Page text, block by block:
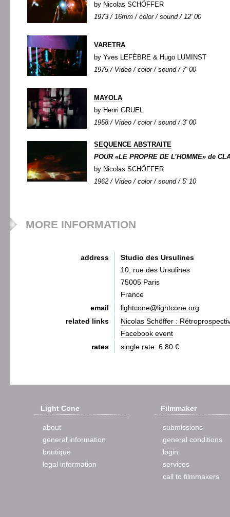
by Nicolas SCHÖFFER
1973 / 16mm / color / sound / 12' 00
VARETRA
by Yves LEFÈBRE & Hugo LUMINST
1975 / Video / color / sound / 7' 00
MAYOLA
by Henri GRUEL
1958 / Video / color / sound / 3' 00
SEQUENCE ABSTRAITE
POUR «LE PROPRE DE L’HOMME» de
by Nicolas SCHÖFFER
1962 / Video / color / sound / 5' 10
MORE INFORMATION
address
Studio des Ursulines
10, rue des Ursulines
75005 Paris
France
email
lightcone@lightcone.org
related links
Nicolas Schöffer :
Facebook event
rates
single rate: 6.80 €
Light Cone
about
general information
boutique
legal information
Filmmaker
submissions
general conditions
login
services
call to filmmakers